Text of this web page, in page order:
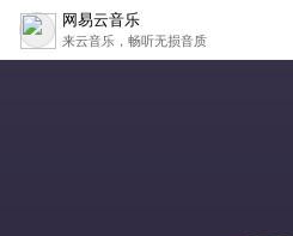
网易云音乐
来云音乐，畅听无损音质